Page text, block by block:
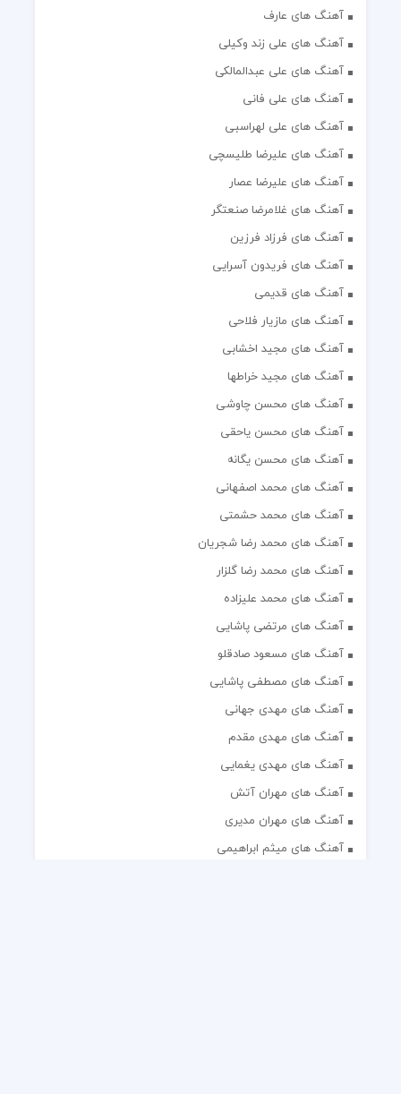
آهنگ های عارف
آهنگ های علی زند وکیلی
آهنگ های علی عبدالمالکی
آهنگ های علی فانی
آهنگ های علی لهراسبی
آهنگ های علیرضا طلیسچی
آهنگ های علیرضا عصار
آهنگ های غلامرضا صنعتگر
آهنگ های فرزاد فرزین
آهنگ های فریدون آسرایی
آهنگ های قدیمی
آهنگ های مازیار فلاحی
آهنگ های مجید اخشابی
آهنگ های مجید خراطها
آهنگ های محسن چاوشی
آهنگ های محسن یاحقی
آهنگ های محسن یگانه
آهنگ های محمد اصفهانی
آهنگ های محمد حشمتی
آهنگ های محمد رضا شجریان
آهنگ های محمد رضا گلزار
آهنگ های محمد علیزاده
آهنگ های مرتضی پاشایی
آهنگ های مسعود صادقلو
آهنگ های مصطفی پاشایی
آهنگ های مهدی جهانی
آهنگ های مهدی مقدم
آهنگ های مهدی یغمایی
آهنگ های مهران آتش
آهنگ های مهران مدیری
آهنگ های میثم ابراهیمی